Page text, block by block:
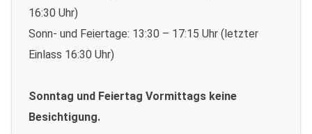
16:30 Uhr)
Sonn- und Feiertage: 13:30 – 17:15 Uhr (letzter
Einlass 16:30 Uhr)
Sonntag und Feiertag Vormittags keine
Besichtigung.